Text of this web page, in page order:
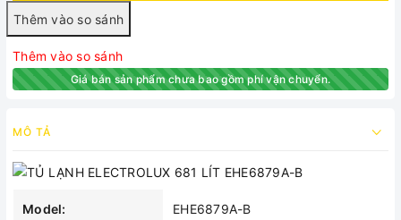
Thêm vào so sánh
Giá bán sản phẩm chưa bao gồm phí vận chuyển.
MÔ TẢ
Model: EHE6879A-B